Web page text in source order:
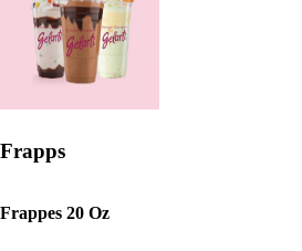
Frapps
Frappes 20 Oz